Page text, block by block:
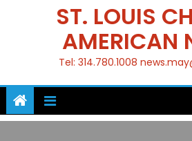
ST. LOUIS
AMERICAN
Tel: 314.780.1008